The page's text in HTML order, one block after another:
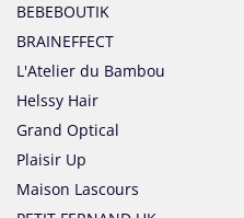
BEBEBOUTIK
BRAINEFFECT
L'Atelier du Bambou
Helssy Hair
Grand Optical
Plaisir Up
Maison Lascours